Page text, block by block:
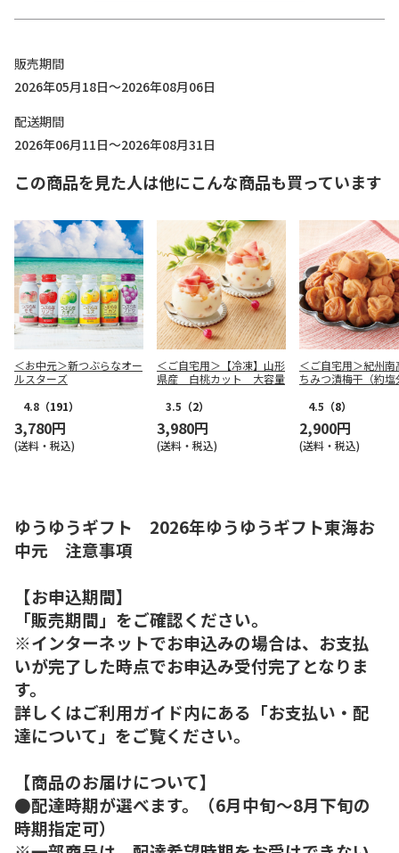
販売期間
2026年05月18日～2026年08月06日
配送期間
2026年06月11日～2026年08月31日
この商品を見た人は他にこんな商品も買っています
＜お中元＞新つぶらなオー
ルスターズ
4.8 （191）
3,780円
(送料・税込)
＜ご自宅用＞【冷凍】山形
県産 白桃カット 大容量
3.5 （2）
3,980円
(送料・税込)
＜ご自宅用＞紀州南
ちみつ漬梅干（約塩
4.5 （8）
2,900円
(送料・税込)
ゆうゆうギフト 2026年ゆうゆうギフト東海お
中元 注意事項
【お申込期間】
「販売期間」をご確認ください。
※インターネットでお申込みの場合は、お支払
いが完了した時点でお申込み受付完了となりま
す。
詳しくはご利用ガイド内にある「お支払い・配
達について」をご覧ください。
【商品のお届けについて】
●配達時期が選べます。（6月中旬～8月下旬の
時期指定可）